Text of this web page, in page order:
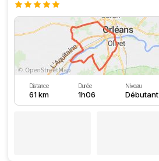
Distance
61 km
Durée
1h06
Niveau
Débutant